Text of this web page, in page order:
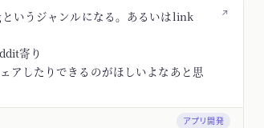
↗
いうジャンルになる。あるいはlink
寄り
アしたりできるのがほしいよなあと思
アプリ開発